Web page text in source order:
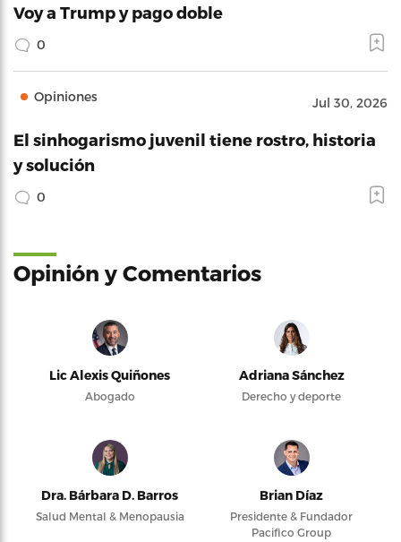
Voy a Trump y pago doble
0
Opiniones Jul 30, 2026
El sinhogarismo juvenil tiene rostro, historia
y solución
0
Opinión y Comentarios
Lic Alexis Quiñones
Abogado
Adriana Sánchez
Derecho y deporte
Dra. Bárbara D. Barros
Salud Mental & Menopausia
Brian Díaz
Presidente & Fundador
Pacifico Group